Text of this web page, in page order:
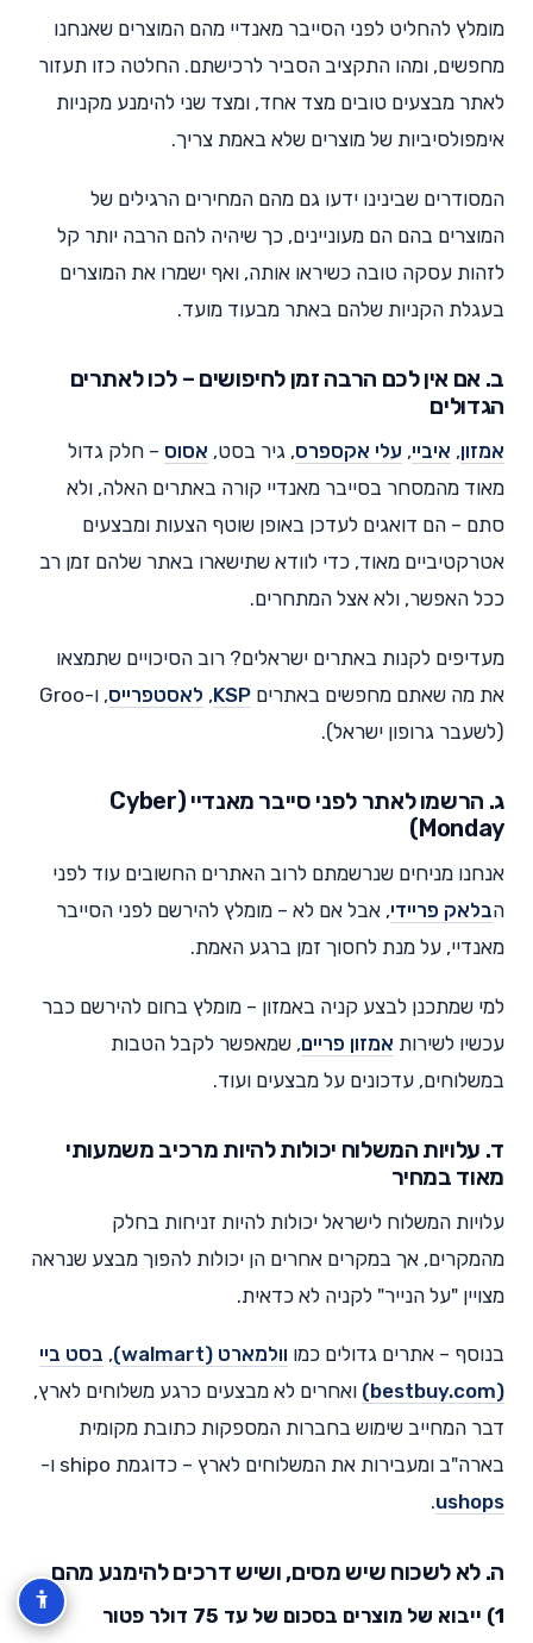
מומלץ להחליט לפני הסייבר מאנדיי מהם המוצרים שאנחנו
מחפשים, ומהו התקציב הסביר לרכישתם. החלטה כזו תעזור
לאתר מבצעים טובים מצד אחד, ומצד שני להימנע מקניות
אימפולסיביות של מוצרים שלא באמת צריך.
המסודרים שבינינו ידעו גם מהם המחירים הרגילים של
המוצרים בהם הם מעוניינים, כך שיהיה להם הרבה יותר קל
לזהות עסקה טובה כשיראו אותה, ואף ישמרו את המוצרים
בעגלת הקניות שלהם באתר מבעוד מועד.
ב. אם אין לכם הרבה זמן לחיפושים – לכו לאתרים
הגדולים
אמזון, איביי, עלי אקספרס, גיר בסט, אסוס – חלק גדול
מאוד מהמסחר בסייבר מאנדיי קורה באתרים האלה, ולא
סתם – הם דואגים לעדכן באופן שוטף הצעות ומבצעים
אטרקטיביים מאוד, כדי לוודא שתישארו באתר שלהם זמן רב
ככל האפשר, ולא אצל המתחרים.
מעדיפים לקנות באתרים ישראלים? רוב הסיכויים שתמצאו
את מה שאתם מחפשים באתרים KSP
, לאסטפרייס
, ו-Groo
(לשעבר גרופון ישראל).
ג. הרשמו לאתר לפני סייבר מאנדיי (Cyber
Monday)
אנחנו מניחים שנרשמתם לרוב האתרים החשובים עוד לפני
הבלאק פריידי, אבל אם לא – מומלץ להירשם לפני הסייבר
מאנדיי, על מנת לחסוך זמן ברגע האמת.
למי שמתכנן לבצע קניה באמזון – מומלץ בחום להירשם כבר
עכשיו לשירות אמזון פריים, שמאפשר לקבל הטבות
במשלוחים, עדכונים על מבצעים ועוד.
ד. עלויות המשלוח יכולות להיות מרכיב משמעותי
מאוד במחיר
עלויות המשלוח לישראל יכולות להיות זניחות בחלק
מהמקרים, אך במקרים אחרים הן יכולות להפוך מבצע שנראה
מצויין "על הנייר" לקניה לא כדאית.
בנוסף – אתרים גדולים כמו וולמארט (walmart) , בסט ביי
(bestbuy.com)
ואחרים לא מבצעים כרגע משלוחים לארץ,
דבר המחייב שימוש בחברות המספקות כתובת מקומית
בארה"ב ומעבירות את המשלוחים לארץ – כדוגמת shipo ו-
ushops
.
ה. לא לשכוח שיש מסים, ושיש דרכים להימנע מהם
1) ייבוא של מוצרים בסכום של עד 75 דולר פטור